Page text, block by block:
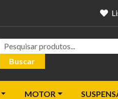
Pesquisar
Buscar
MOTOR